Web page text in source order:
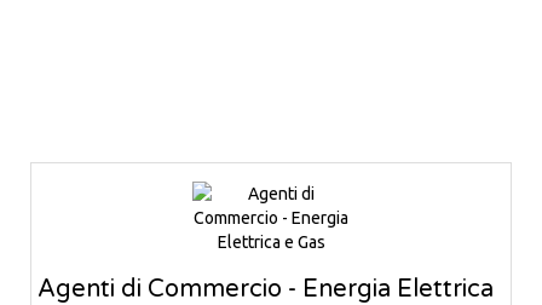
Agenti di Commercio - Energia Elettrica